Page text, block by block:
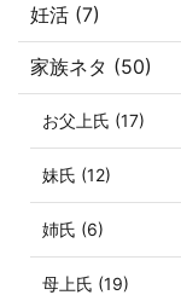
妊活 (7)
家族ネタ (50)
お父上氏 (17)
妹氏 (12)
姉氏 (6)
母上氏 (19)